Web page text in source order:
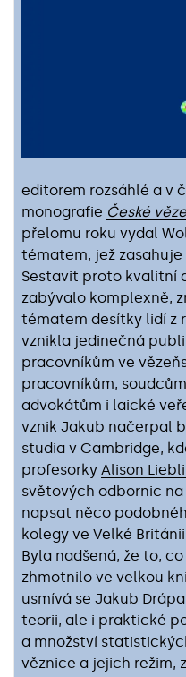
editorem rozsáhlé a v
monografie České
přelomu roku vydal
tématem, jež
Sestavit proto kvalitní
zabývalo komplexně,
tématem desítky lidí z
vznikla jedinečná
pracovníkům ve
pracovníkům,
advokátům i laické
vznik Jakub načerpal
studia v Cambridge,
profesorky Alison
světových odbornic na
napsat něco
kolegy ve Velké
Byla nadšená, že to,
zhmotnilo ve velkou
usmívá se Jakub
teorii, ale i praktické
a množství
věznice a jejich režim,